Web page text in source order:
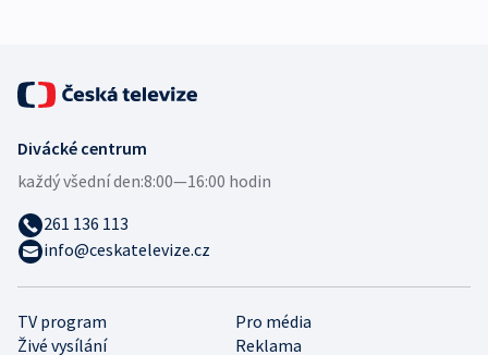
TV program
Pro média
Živé vysílání
Reklama
Divácké centrum
každý všední den:8:00—16:00 hodin
261 136 113
info@ceskatelevize.cz